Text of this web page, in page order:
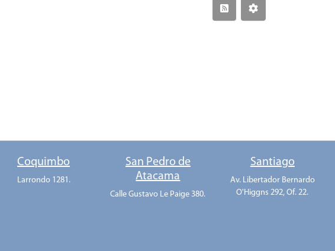
Coquimbo
Larrondo 1281.
San Pedro de
Atacama
Calle Gustavo Le Paige 380.
Santiago
Av. Libertador Bernardo
O'Higgns 292, Of. 22.